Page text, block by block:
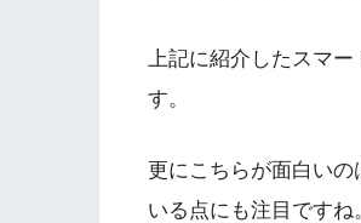
上記に紹介したスマ
す。
更にこちらが面白い
いる点にも注目ですね